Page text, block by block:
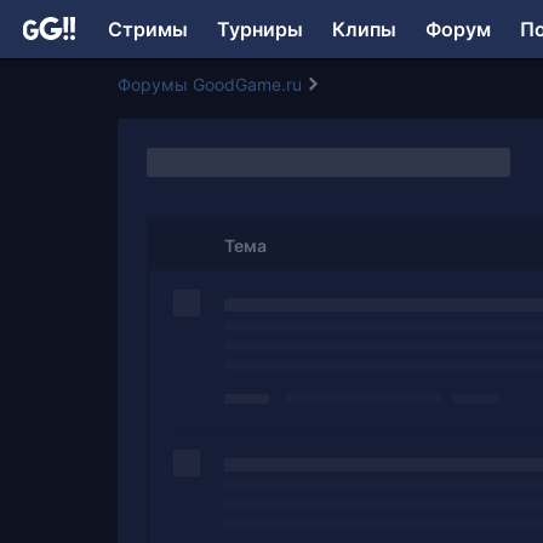
Стримы Турниры Клипы Форум
Форумы GoodGame.ru
Тема